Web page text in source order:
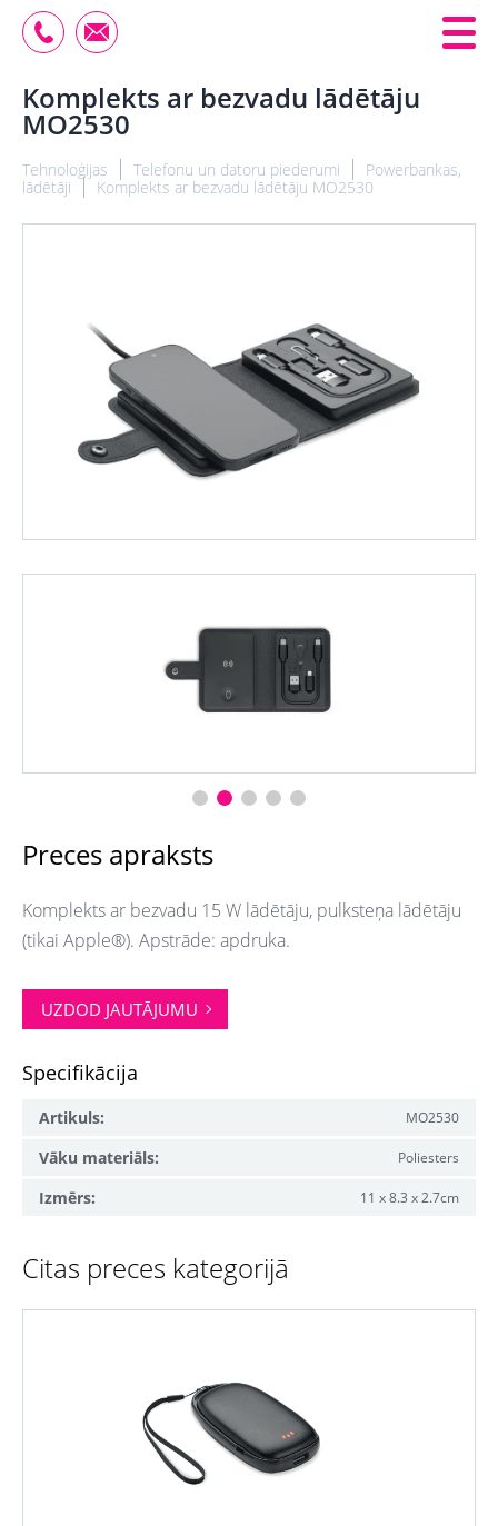
Komplekts ar bezvadu lādētāju
MO2530
Tehnoloģijas Telefonu un datoru piederumi
Powerbankas,
lādētāji
Komplekts ar bezvadu lādētāju MO2530
Preces apraksts
Komplekts ar bezvadu 15 W lādētāju, pulksteņa lādētāju
(tikai Apple®). Apstrāde: apdruka.
UZDOD JAUTĀJUMU
Specifikācija
Artikuls: MO2530
Vāku materiāls: Poliesters
Izmērs: 11 x 8.3 x 2.7cm
Citas preces kategorijā